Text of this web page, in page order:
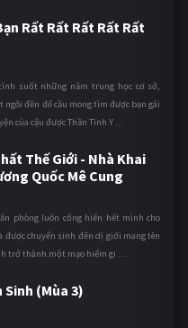
Rất Rất Rất Rất Rất
suốt những năm trung học cơ sở,
đền để cầu mong tìm được bạn gái
của cậu được Thần Tình Y ...
Thế Giới - Nhà Khai
Quốc Mê Cung
phòng luôn cống hiến hết mình cho
được chuyển sinh đến dị giới mang tên
trở thành một mạo hiểm gi ...
(Mùa 3)